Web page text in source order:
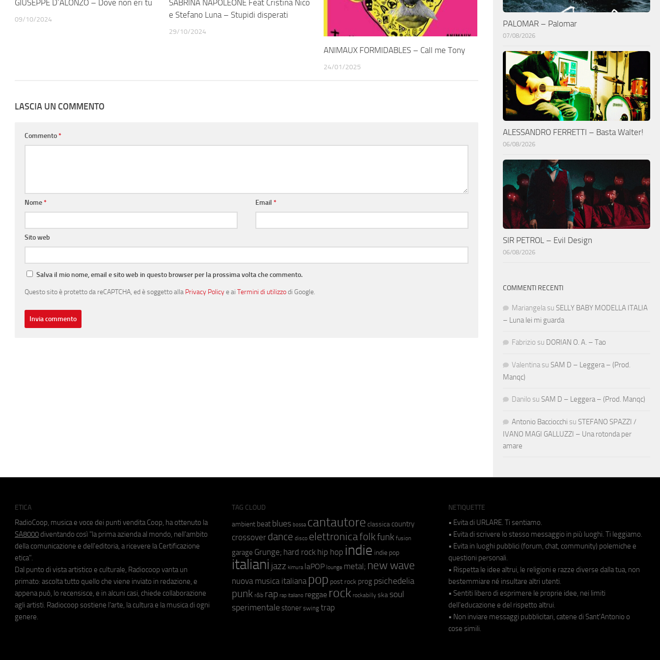
GIUSEPPE D’ALONZO – Dove non eri tu
09/10/2024
SABRINA NAPOLEONE Feat Cristina Nico
e Stefano Luna – Stupidi disperati
29/10/2024
ANIMAUX FORMIDABLES – Call me Tony
24/01/2025
LASCIA UN COMMENTO
Commento*
Nome* Email*
Sito web
Salva il mio nome, email e sito web in questo browser per la prossima volta che commento.
Questo sito è protetto da reCAPTCHA, ed è soggetto alla Privacy Policye ai Termini di utilizzodi Google.
PALOMAR – Palomar
07/08/2026
ALESSANDRO FERRETTI – Basta Walter!
06/08/2026
SIR PETROL – Evil Design
06/08/2026
COMMENTI RECENTI
Mariangela su SELLY BABY MODELLA ITALIA
– Luna lei mi guarda
Fabrizio su DORIAN O. A. – Tao
Valentina su SAM D – Leggera – (Prod.
Manqc)
Danilo su SAM D – Leggera – (Prod. Manqc)
Antonio Bacciocchi su STEFANO SPAZZI /
IVANO MAGI GALLUZZI – Una rotonda per
amare
ETICA
RadioCoop, musica e voce dei punti vendita Coop, ha ottenuto la
SA8000 diventando così "la prima azienda al mondo, nell'ambito
della comunicazione e dell'editoria, a ricevere la Certificazione
etica".
Dal punto di vista artistico e culturale, Radiocoop vanta un
primato: ascolta tutto quello che viene inviato in redazione, e
appena può, lo recensisce, e in alcuni casi, chiede collaborazione
agli artisti. Radiocoop sostiene l'arte, la cultura e la musica di ogni
genere.
TAG CLOUD
ambient beat blues bossa cantautore classica country
crossover dance disco elettronicafolkfunk fusion
garage Grunge; hard rock hip hop indie indie pop
italiani jazz kimura laPOP lounge metal; new wave
nuova musica italiana pop post rock prog psichedelia
punk r&b rap rap italiano reggae rock rockabilly ska soul
sperimentale stoner swing trap
NETIQUETTE
• Evita di URLARE. Ti sentiamo.
• Evita di scrivere lo stesso messaggio in più luoghi. Ti leggiamo.
• Evita in luoghi pubblici (forum, chat, community) polemiche e
questioni personali.
• Rispetta le idee altrui, le religioni e razze diverse dalla tua, non
bestemmiare né insultare altri utenti.
• Sentiti libero di esprimere le proprie idee, nei limiti
dell'educazione e del rispetto altrui.
• Non inviare messaggi pubblicitari, catene di Sant'Antonio o
cose simili.